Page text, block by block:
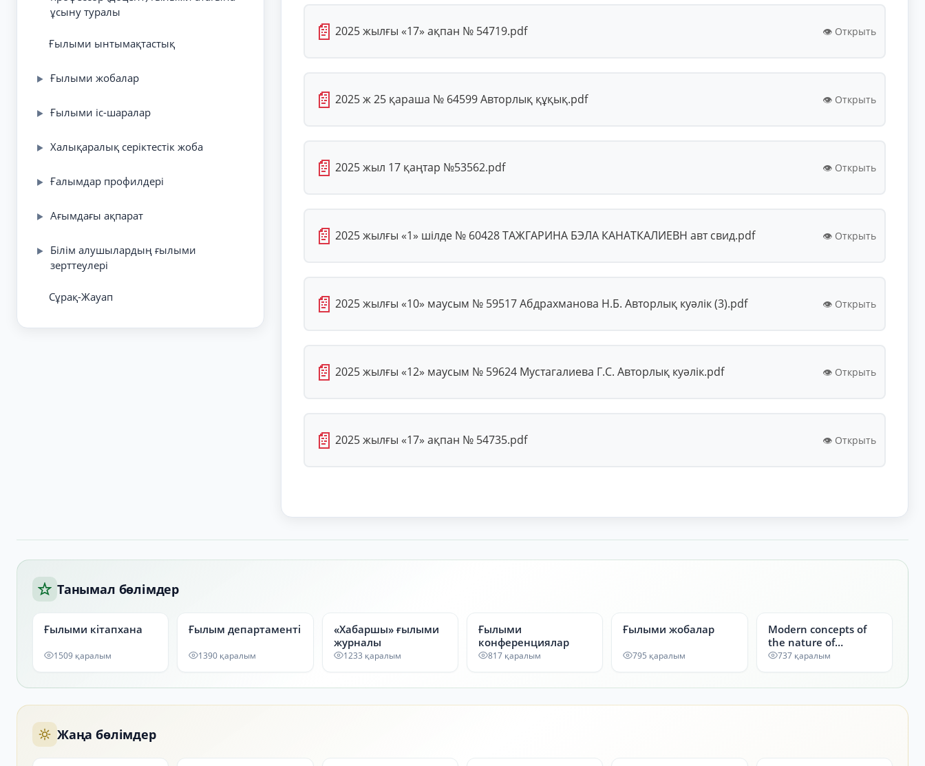
ұсыну туралы
Ғылыми ынтымақтастық
▶ Ғылыми жобалар
▶ Ғылыми іс-шаралар
▶ Халықаралық серіктестік жоба
▶ Ғалымдар профилдері
▶ Ағымдағы ақпарат
▶
Білім алушылардың ғылыми
зерттеулері
Сұрақ-Жауап
📄 2025 жылғы «17» ақпан № 54719.pdf 👁️ Открыть
📄 2025 ж 25 қараша № 64599 Авторлық құқық.pdf 👁️ Открыть
📄 2025 жыл 17 қаңтар №53562.pdf 👁️ Открыть
📄 2025 жылғы «1» шілде № 60428 ТАЖГАРИНА БЭЛА КАНАТКАЛИЕВН авт свид.pdf 👁️ Открыть
📄 2025 жылғы «10» маусым № 59517 Абдрахманова Н.Б. Авторлық куәлік (3).pdf 👁️ Открыть
📄 2025 жылғы «12» маусым № 59624 Мустагалиева Г.С. Авторлық куәлік.pdf 👁️ Открыть
📄 2025 жылғы «17» ақпан № 54735.pdf 👁️ Открыть
Танымал бөлімдер
Ғылыми кітапхана
1509 қаралым
Ғылым департаменті
1390 қаралым
«Хабаршы» ғылыми
журналы
1233 қаралым
Ғылыми
конференциялар
817 қаралым
Ғылыми жобалар
795 қаралым
Modern concepts of
the nature of
chemical bonding:
737 қаралым
Жаңа бөлімдер